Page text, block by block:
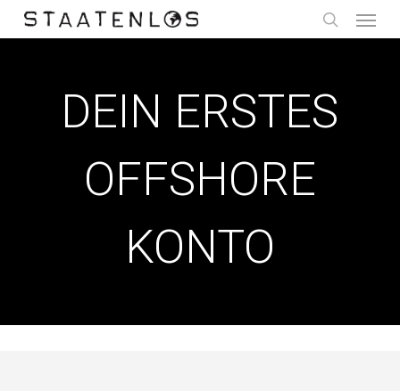
Skip
to
search
DEIN ERSTES
OFFSHORE
KONTO